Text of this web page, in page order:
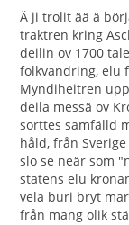
Ä ji trolit ää ä
traktren kring
deilin ov 1700
folkvandring, elu
Myndiheitren
deila messä ov
sorttes samfälld
håld, från
slo se neär som
statens elu
vela buri bryt
från mang olik